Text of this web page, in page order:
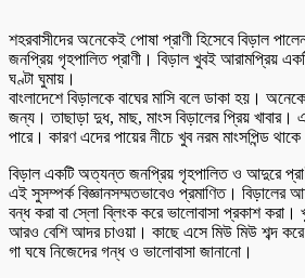
শহরবাসীদের অনেকেই পোষা প্রাণী হিসেবে বিড়াল
জনপ্রিয় গৃহপালিত প্রাণী। বিড়াল খুবই আরামপ্রিয়
ঘণ্টা ঘুমায়।
বাংলাদেশে বিড়ালকে বাঘের মাসি বলে ডাকা হয়।
জন্য। তাছাড়া দুধ, মাছ, মাংস বিড়ালের প্রিয় খাবার।
পারে। কারণ এদের পায়ের নীচে খুব নরম মাংসপিন্ড
বিড়াল একটি অত্যন্ত জনপ্রিয় গৃহপালিত ও আদুরে
এই সুসম্পর্ক বিজ্ঞানসম্মতভাবেও প্রমাণিত। বিড়ালের
বন্ধ করা বা স্লো ব্লিংক করে ভালোবাসা প্রকাশ করা।
আরও বেশি আদর চাওয়া। কাছে এসে মিউ মিউ শব্দ
গা ঘষে নিজেদের গন্ধ ও ভালোবাসা জানানো।